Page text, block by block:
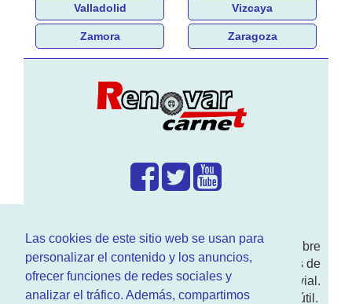
Las cookies de este sitio web se usan para
personalizar el contenido y los anuncios,
ofrecer funciones de redes sociales y
analizar el tráfico. Además, compartimos
Valladolid Vizcaya
Zamora Zaragoza
Enwww.RenovarCarnet.comTe contamos sobre
larenovación del permisode conducir, noticias de
actualidad motor y sobre todo seguridad vial.
Ademas tenemos todo tipo de información DGT útil.